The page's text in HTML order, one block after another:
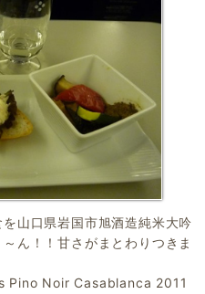
山口県岩国市旭酒造純米大吟
ん！！甘さがまとわりつきま
Pino Noir Casablanca 2011